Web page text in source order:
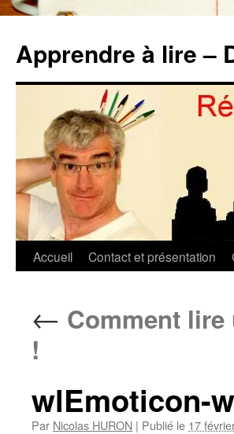
contenu
Apprendre à lire –
Accueil Contact et présentation
← Comment
!
wlEmoticon-
Par Nicolas HURON | Publié le 17